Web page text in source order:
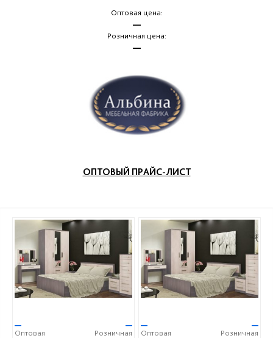
Оптовая цена:
—
Розничная цена:
—
ОПТОВЫЙ ПРАЙС-ЛИСТ
—
Оптовая
—
Розничная
—
Оптовая
—
Розничная